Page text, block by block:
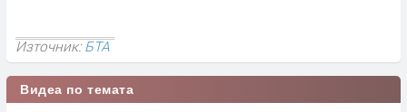
Източник:БТА
Видеа по темата